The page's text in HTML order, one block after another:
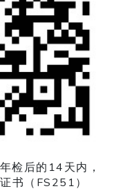
检后的14天内，
书（FS251）